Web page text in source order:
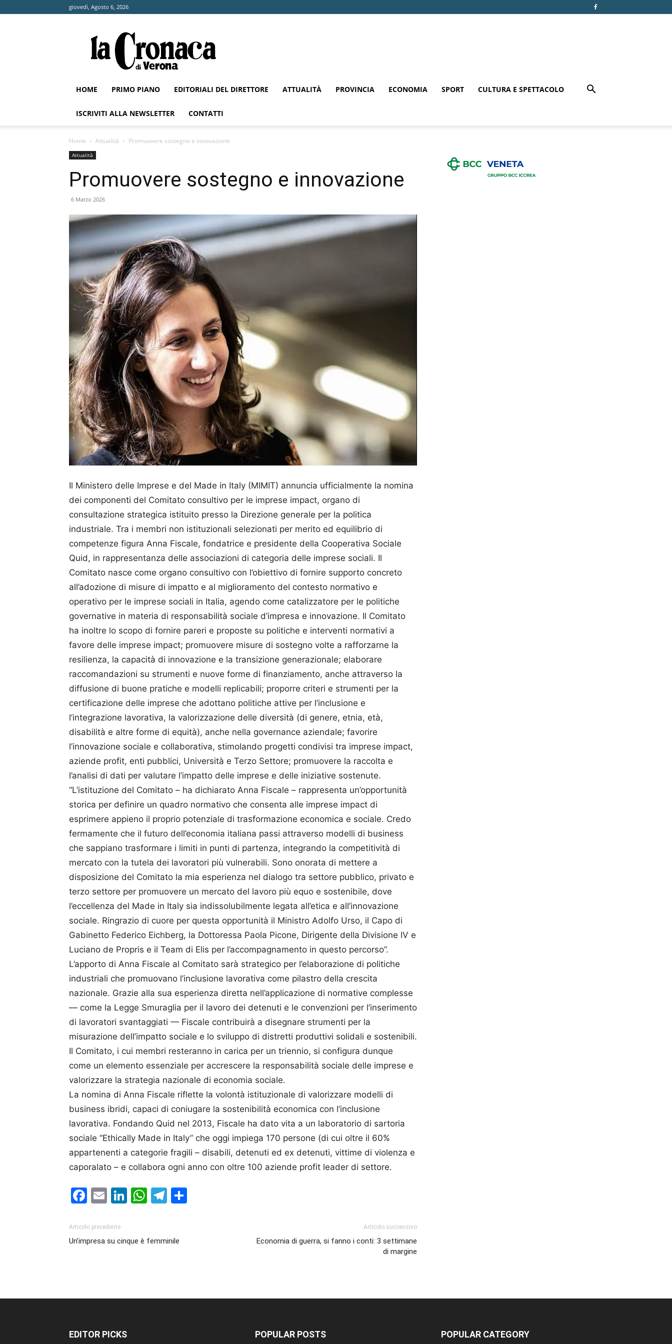
giovedì, Agosto 6, 2026
Cronaca
di
Verona
HOME PRIMO PIANO EDITORIALI DEL DIRETTORE ATTUALITÀ PROVINCIA ECONOMIA SPORT CULTURA E SPETTACOLO
ISCRIVITI ALLA NEWSLETTER CONTATTI
Home Attualità Promuovere sostegno e innovazione
Attualità
Promuovere sostegno e innovazione
6 Marzo 2026
Il Ministero delle Imprese e del Made in Italy (MIMIT) annuncia ufficialmente la nomina
dei componenti del Comitato consultivo per le imprese impact, organo di
consultazione strategica istituito presso la Direzione generale per la politica
industriale. Tra i membri non istituzionali selezionati per merito ed equilibrio di
competenze figura Anna Fiscale, fondatrice e presidente della Cooperativa Sociale
Quid, in rappresentanza delle associazioni di categoria delle imprese sociali. Il
Comitato nasce come organo consultivo con l’obiettivo di fornire supporto concreto
all’adozione di misure di impatto e al miglioramento del contesto normativo e
operativo per le imprese sociali in Italia, agendo come catalizzatore per le politiche
governative in materia di responsabilità sociale d’impresa e innovazione. Il Comitato
ha inoltre lo scopo di fornire pareri e proposte su politiche e interventi normativi a
favore delle imprese impact; promuovere misure di sostegno volte a rafforzarne la
resilienza, la capacità di innovazione e la transizione generazionale; elaborare
raccomandazioni su strumenti e nuove forme di finanziamento, anche attraverso la
diffusione di buone pratiche e modelli replicabili; proporre criteri e strumenti per la
certificazione delle imprese che adottano politiche attive per l’inclusione e
l’integrazione lavorativa, la valorizzazione delle diversità (di genere, etnia, età,
disabilità e altre forme di equità), anche nella governance aziendale; favorire
l’innovazione sociale e collaborativa, stimolando progetti condivisi tra imprese impact,
aziende profit, enti pubblici, Università e Terzo Settore; promuovere la raccolta e
l’analisi di dati per valutare l’impatto delle imprese e delle iniziative sostenute.
“L’istituzione del Comitato – ha dichiarato Anna Fiscale – rappresenta un’opportunità
storica per definire un quadro normativo che consenta alle imprese impact di
esprimere appieno il proprio potenziale di trasformazione economica e sociale. Credo
fermamente che il futuro dell’economia italiana passi attraverso modelli di business
che sappiano trasformare i limiti in punti di partenza, integrando la competitività di
mercato con la tutela dei lavoratori più vulnerabili. Sono onorata di mettere a
disposizione del Comitato la mia esperienza nel dialogo tra settore pubblico, privato e
terzo settore per promuovere un mercato del lavoro più equo e sostenibile, dove
l’eccellenza del Made in Italy sia indissolubilmente legata all’etica e all’innovazione
sociale. Ringrazio di cuore per questa opportunità il Ministro Adolfo Urso, il Capo di
Gabinetto Federico Eichberg, la Dottoressa Paola Picone, Dirigente della Divisione IV e
Luciano de Propris e il Team di Elis per l’accompagnamento in questo percorso”.
L’apporto di Anna Fiscale al Comitato sarà strategico per l’elaborazione di politiche
industriali che promuovano l’inclusione lavorativa come pilastro della crescita
nazionale. Grazie alla sua esperienza diretta nell’applicazione di normative complesse
— come la Legge Smuraglia per il lavoro dei detenuti e le convenzioni per l’inserimento
di lavoratori svantaggiati — Fiscale contribuirà a disegnare strumenti per la
misurazione dell’impatto sociale e lo sviluppo di distretti produttivi solidali e sostenibili.
Il Comitato, i cui membri resteranno in carica per un triennio, si configura dunque
come un elemento essenziale per accrescere la responsabilità sociale delle imprese e
valorizzare la strategia nazionale di economia sociale.
La nomina di Anna Fiscale riflette la volontà istituzionale di valorizzare modelli di
business ibridi, capaci di coniugare la sostenibilità economica con l’inclusione
lavorativa. Fondando Quid nel 2013, Fiscale ha dato vita a un laboratorio di sartoria
sociale “Ethically Made in Italy” che oggi impiega 170 persone (di cui oltre il 60%
appartenenti a categorie fragili – disabili, detenuti ed ex detenuti, vittime di violenza e
caporalato – e collabora ogni anno con oltre 100 aziende profit leader di settore.
Facebook
EmailLinkedIn
WhatsApp
Telegram
Articolo precedente
Un’impresa su cinque è femminile
Articolo successivo
Economia di guerra, si fanno i conti: 3 settimane
di margine
EDITOR PICKS POPULAR POSTS POPULAR CATEGORY